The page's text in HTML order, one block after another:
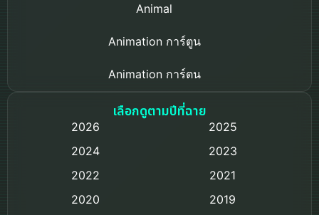
Animal
Animation การ์ตูน
Animation การ์ตูน
Based on a True Story เรื่องจริง
เลือกดูตามปีที่ฉาย
2026
2025
2024
2023
2022
2021
2020
2019